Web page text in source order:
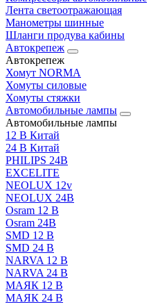
Лента светоотражающая
Манометры шинные
Шланги продува кабины
Автокрепеж
Автокрепеж
Хомут NORMA
Хомуты силовые
Хомуты стяжки
Автомобильные лампы
Автомобильные лампы
12 В Китай
24 В Китай
PHILIPS 24В
EXCELITE
NEOLUX 12v
NEOLUX 24В
Osram 12 В
Osram 24В
SMD 12 В
SMD 24 В
NARVA 12 В
NARVA 24 В
МАЯК 12 В
МАЯК 24 В